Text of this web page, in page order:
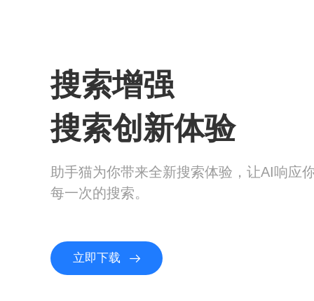
搜索增强
搜索创新体验
助手猫为你带来全新搜索体验，让AI响应
每一次的搜索。
立即下载